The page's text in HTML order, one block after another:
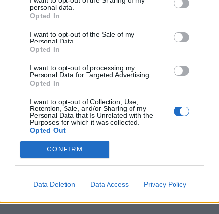
personal data.
Opted In
I want to opt-out of the Sale of my
Personal Data.
Opted In
I want to opt-out of processing my
Personal Data for Targeted Advertising.
Opted In
I want to opt-out of Collection, Use,
Retention, Sale, and/or Sharing of my
Personal Data that Is Unrelated with the
Purposes for which it was collected.
Opted Out
CONFIRM
Data Deletion Data Access Privacy Policy
ΠΟΛΙΤΙΚΗ 21.01.2022 18:19
ΛΕΩΝΙΔΑΣ Σ. ΜΠΛΑΒΕΡΗΣ
Στρατιωτική συνεργασία Ελλάδας -
Φλώρου με Μπέρκχαρντ
Αποδέχομαι τους
και την πολιτική απορρήτου
X